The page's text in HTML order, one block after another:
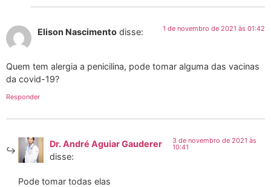
Elison Nascimento disse: 1 de novembro de 2021 às 01:42
Quem tem alergia a penicilina, pode tomar alguma das vacinas
da covid-19?
Responder
Dr. André Aguiar Gauderer
disse:
3 de novembro de 2021 às
10:41
Pode tomar todas elas